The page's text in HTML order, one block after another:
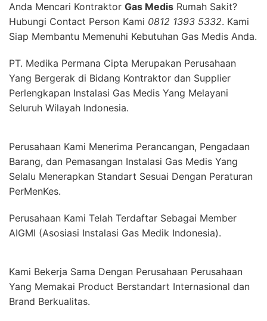
Anda Mencari Kontraktor Gas Medis Rumah Sakit?
Hubungi Contact Person Kami 0812 1393 5332. Kami
Siap Membantu Memenuhi Kebutuhan Gas Medis Anda.
PT. Medika Permana Cipta Merupakan Perusahaan
Yang Bergerak di Bidang Kontraktor dan Supplier
Perlengkapan Instalasi Gas Medis Yang Melayani
Seluruh Wilayah Indonesia.
Perusahaan Kami Menerima Perancangan, Pengadaan
Barang, dan Pemasangan Instalasi Gas Medis Yang
Selalu Menerapkan Standart Sesuai Dengan Peraturan
PerMenKes.
Perusahaan Kami Telah Terdaftar Sebagai Member
AIGMI (Asosiasi Instalasi Gas Medik Indonesia).
Kami Bekerja Sama Dengan Perusahaan Perusahaan
Yang Memakai Product Berstandart Internasional dan
Brand Berkualitas.